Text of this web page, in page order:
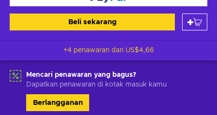
Beli sekarang
+4 penawaran dari US$4,66
Mencari penawaran yang bagus?
Dapatkan penawaran di kotak masuk kamu
Berlangganan